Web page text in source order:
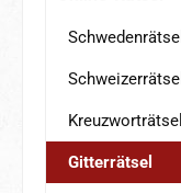
Schwedenrätsel
Schweizerrätsel
Kreuzworträtsel
Gitterrätsel